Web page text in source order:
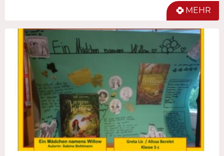
MEHR